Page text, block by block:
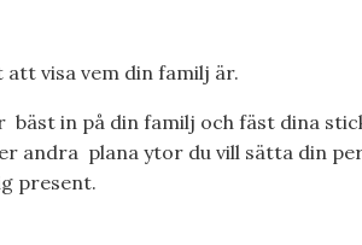
visa vem din familj är.
in på din familj och fäst dina
andra plana ytor du vill sätta din
present.